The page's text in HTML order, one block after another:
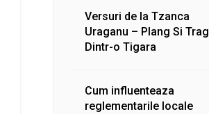
Versuri de la Tzanca
Uraganu – Plang Si Trag
Dintr-o Tigara
Cum influenteaza
reglementarile locale